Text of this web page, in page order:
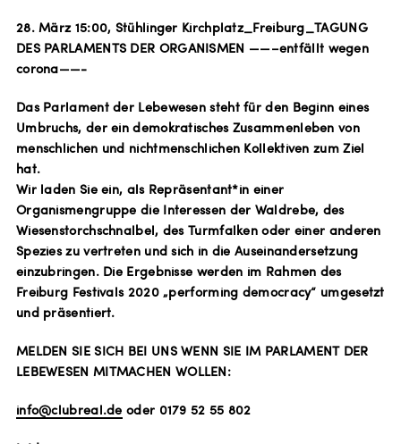
28. März 15:00, Stühlinger Kirchplatz_Freiburg_TAGUNG
DES PARLAMENTS DER ORGANISMEN ——–entfällt wegen
corona——-
Das Parlament der Lebewesen steht für den Beginn eines
Umbruchs, der ein demokratisches Zusammenleben von
menschlichen und nichtmenschlichen Kollektiven zum Ziel
hat.
Wir laden Sie ein, als Repräsentant*in einer
Organismengruppe die Interessen der Waldrebe, des
Wiesenstorchschnalbel, des Turmfalken oder einer anderen
Spezies zu vertreten und sich in die Auseinandersetzung
einzubringen. Die Ergebnisse werden im Rahmen des
Freiburg Festivals 2020 „performing democracy“ umgesetzt
und präsentiert.
MELDEN SIE SICH BEI UNS WENN SIE IM PARLAMENT DER
LEBEWESEN MITMACHEN WOLLEN:
info@clubreal.de oder 0179 52 55 802